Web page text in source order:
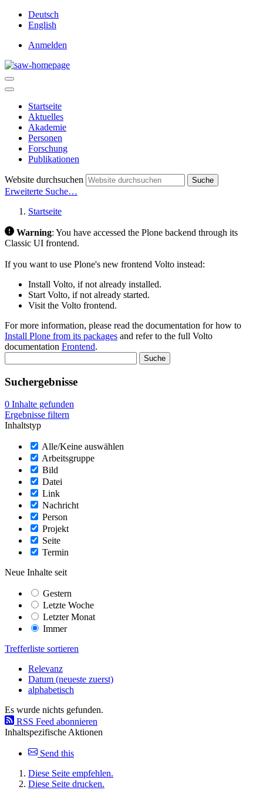
Deutsch
English
Anmelden
Startseite
Aktuelles
Akademie
Personen
Forschung
Publikationen
Website durchsuchen Suche
Erweiterte Suche…
Startseite
Warning: You have accessed the Plone backend through its
Classic UI frontend.
If you want to use Plone's new frontend Volto instead:
Install Volto, if not already installed.
Start Volto, if not already started.
Visit the Volto frontend.
For more information, please read the documentation for how to
Install Plone from its packages and refer to the full Volto
documentation Frontend.
Suchergebnisse
0 Inhalte gefunden
Ergebnisse filtern
Inhaltstyp
Alle/Keine auswählen
Arbeitsgruppe
Bild
Datei
Link
Nachricht
Person
Projekt
Seite
Termin
Neue Inhalte seit
Gestern
Letzte Woche
Letzter Monat
Immer
Trefferliste sortieren
Relevanz
Datum (neueste zuerst)
alphabetisch
Es wurde nichts gefunden.
RSS Feed abonnieren
Inhaltspezifische Aktionen
Send this
Diese Seite empfehlen.
Diese Seite drucken.